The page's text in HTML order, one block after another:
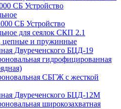
СБ Устройство
СБ Устройство
для сеялок СКП 2.1
цепные и пружинные
Двуреченского БЦД-19
гидрофицированная
СБГЖ с жесткой
Двуреченского БЦД-12М
широкозахватная